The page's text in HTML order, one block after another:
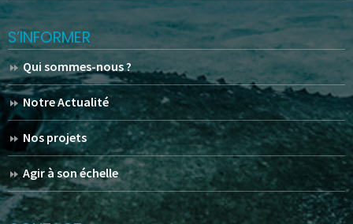
S’INFORMER
Qui sommes-nous ?
Notre Actualité
Nos projets
Agir à son échelle